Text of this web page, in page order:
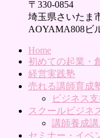
〒330-0854
埼玉県さいたま
AOYAMA808ビ
Home
初めての起業・
経営実践塾
売れる講師育成
ビジネス
スクールビジネ
講師養成講
セミナー・イベ